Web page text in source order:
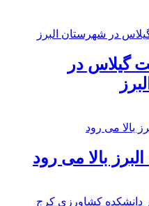
گیلاس در
بالا می رود